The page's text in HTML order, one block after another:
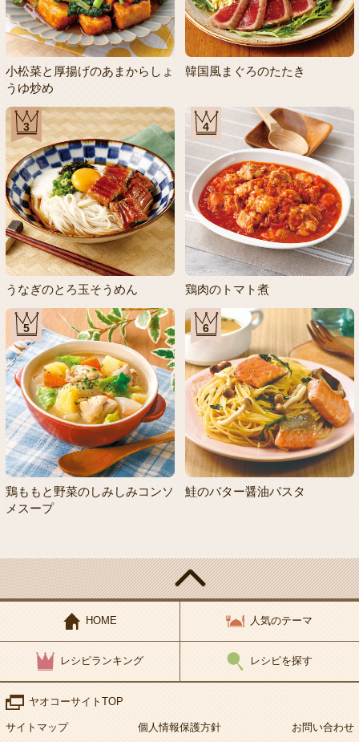
小松菜と厚揚げのあまからしょ
うゆ炒め
韓国風まぐろのたたき
3
うなぎのとろ玉そうめん
4
鶏肉のトマト煮
5
鶏ももと野菜のしみしみコンソ
メスープ
6
鮭のバター醤油パスタ
HOME 人気のテーマ
レシピランキング レシピを探す
ヤオコーサイトTOP
サイトマップ 個人情報保護方針 お問い合わせ